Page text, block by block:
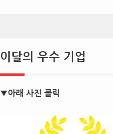
이달의 우수 기업
▼아래 사진 클릭